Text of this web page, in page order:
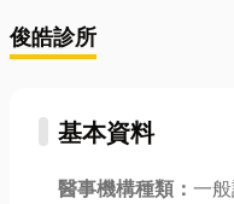
俊皓診所
基本資料
醫事機構種類： 一般